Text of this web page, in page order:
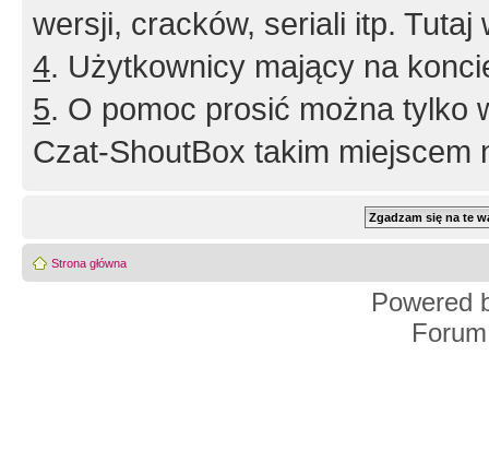
wersji, cracków, seriali itp. Tutaj
4. Użytkownicy mający na
5. O pomoc prosić można tylko
Czat-ShoutBox takim miejscem
Strona główna
Powered